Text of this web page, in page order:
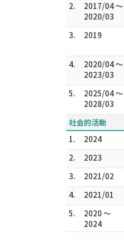
2.
2017/04 ～
2020/03
3.
2019
4.
2020/04 ～
2023/03
5.
2025/04 ～
2028/03
社会的活動
1.
2024
2.
2023
3.
2021/02
4.
2021/01
5.
2020 ～
2024